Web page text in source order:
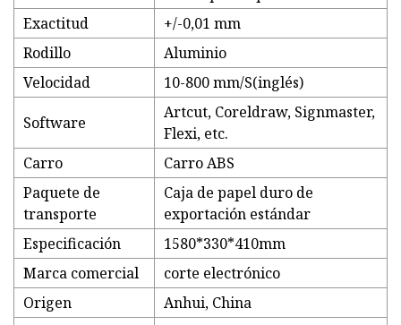
Exactitud
+/-0,01 mm
Rodillo
Aluminio
Velocidad
10-800 mm/S(inglés)
Software
Artcut, Coreldraw, Signmaster,
Flexi, etc.
Carro
Carro ABS
Paquete de
transporte
Caja de papel duro de
exportación estándar
Especificación
1580*330*410mm
Marca comercial
corte electrónico
Origen
Anhui, China